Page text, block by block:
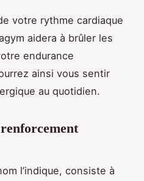
votre rythme cardiaque
aidera à brûler les
endurance
ainsi vous sentir
au quotidien.
l’indique, consiste à